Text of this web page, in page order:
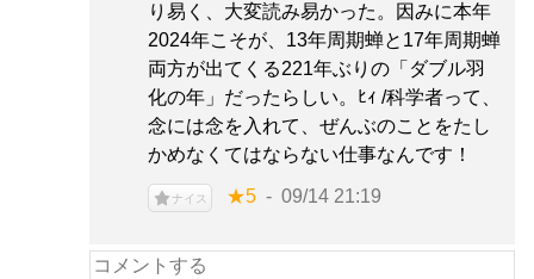
り易く、大変読み易かった。因みに本年
2024年こそが、13年周期蝉と17年周期蝉
両方が出てくる221年ぶりの「ダブル羽
化の年」だったらしい。ﾋｨ /科学者って、
念には念を入れて、ぜんぶのことをたし
かめなくてはならない仕事なんです！
ナイス ★5 09/14 21:19